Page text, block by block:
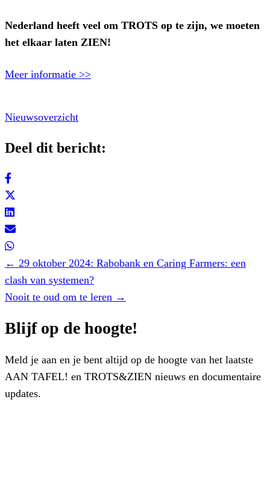
Nederland heeft veel om TROTS op te zijn, we moeten
het elkaar laten ZIEN!
Meer informatie >>
Nieuwsoverzicht
Deel dit bericht:
Posts
navigation
← 29 oktober 2024: Rabobank en Caring Farmers: een
clash van systemen?
Nooit te oud om te leren →
Blijf op de hoogte!
Meld je aan en je bent altijd op de hoogte van het laatste
AAN TAFEL! en TROTS&ZIEN nieuws en documentaire
updates.